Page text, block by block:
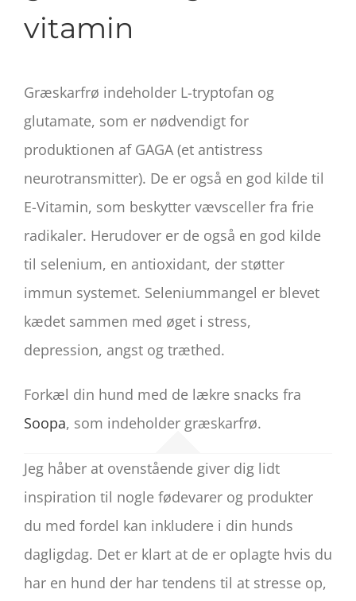
vitamin
Græskarfrø indeholder L-tryptofan og
glutamate, som er nødvendigt for
produktionen af GAGA (et antistress
neurotransmitter). De er også en god kilde til
E-Vitamin, som beskytter vævsceller fra frie
radikaler. Herudover er de også en god kilde
til selenium, en antioxidant, der støtter
immun systemet. Seleniummangel er blevet
kædet sammen med øget i stress,
depression, angst og træthed.
Forkæl din hund med de lækre snacks fra
Soopa, som indeholder græskarfrø.
Jeg håber at ovenstående giver dig lidt
inspiration til nogle fødevarer og produkter
du med fordel kan inkludere i din hunds
dagligdag. Det er klart at de er oplagte hvis du
har en hund der har tendens til at stresse op,